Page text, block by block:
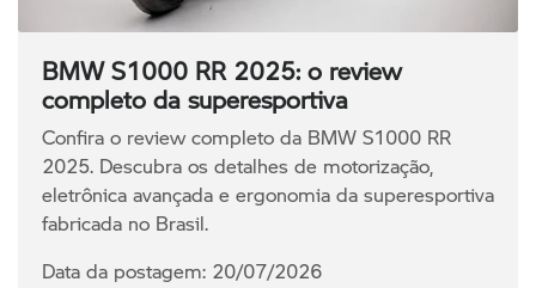
BMW S1000 RR 2025: o review
completo da superesportiva
Confira o review completo da BMW S1000 RR
2025. Descubra os detalhes de motorização,
eletrônica avançada e ergonomia da superesportiva
fabricada no Brasil.
Data da postagem: 20/07/2026